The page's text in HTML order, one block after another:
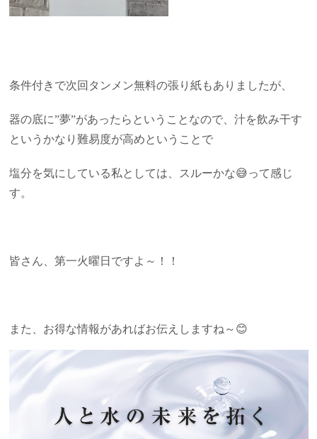
条件付きで次回タンメン無料の張り紙もありましたが、
器の底に”夢”があったらということなので、汁を飲み干す
というかなり難易度が高めということで
塩分を気にしている私としては、スルーかな😅って感じ
す。
皆さん、第一火曜日ですよ～！！
また、お得な情報があればお伝えしますね～😊